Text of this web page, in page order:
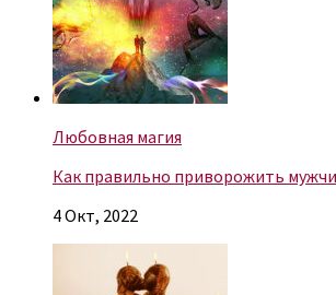
Любовная магия
Как правильно приворожить
4 Окт, 2022